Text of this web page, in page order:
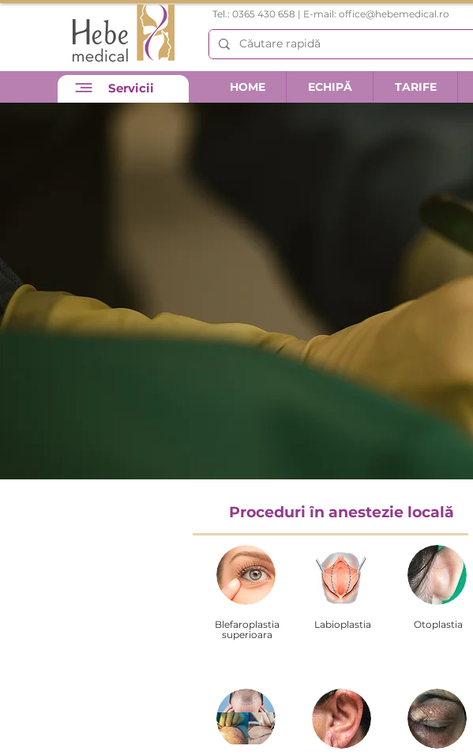
Tel.: 0365 430 658 | E-mail: office@hebemedical.ro
Servicii HOME ECHIPĂ TARIFE
Proceduri în anestezie locală
Blefaroplastia
superioara
Labioplastia Otoplastia